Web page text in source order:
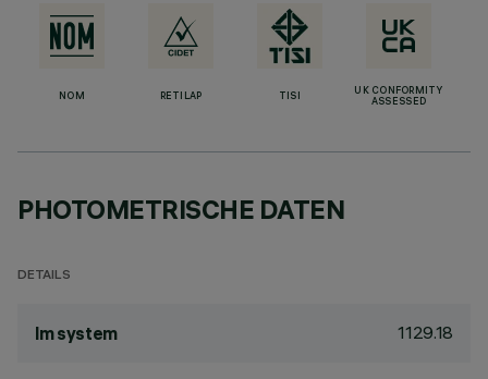
NOM RETILAP TISI
UK CONFORMITY
ASSESSED
PHOTOMETRISCHE DATEN
DETAILS
lm system 1129.18